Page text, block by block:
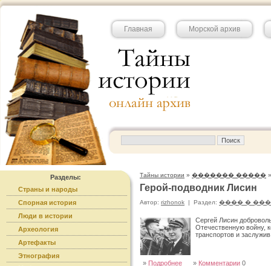
Главная Морской архив
Разделы:
Страны и народы
Спорная история
Люди в истории
Археология
Артефакты
Этнография
Тайны истории » ������� �����
Герой-подводник Лисин
Автор: rizhonok | Раздел: ���� �
Сергей Лисин
Отечественную войну,
транспортов и
» Подробнее » Комментарии 0